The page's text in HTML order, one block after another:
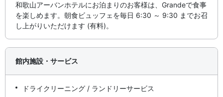
和歌山アーバンホテルにお泊まりのお客様は、Grandeで食事
を楽しめます。朝食ビュッフェを毎日 6:30 ～ 9:30 までお召
し上がりいただけます (有料)。
館内施設・サービス
ドライクリーニング / ランドリーサービス